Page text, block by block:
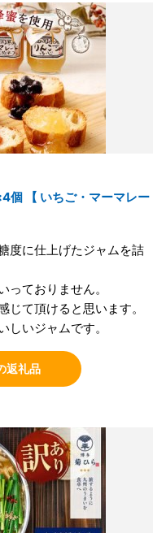
個 【 いちご・マーマレー
度に仕上げたジャムを詰
ておりません。
て頂けると思います。
しいジャムです。
返礼品